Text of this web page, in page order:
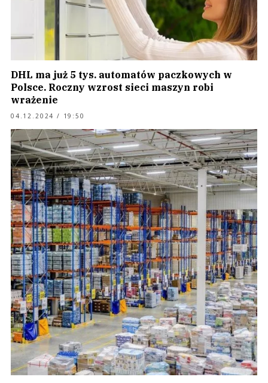
DHL ma już 5 tys. automatów paczkowych w
Polsce. Roczny wzrost sieci maszyn robi
wrażenie
04.12.2024 / 19:50